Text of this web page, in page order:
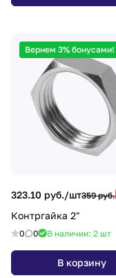
Вернем 3% бонусами!
323.10 руб./шт359 руб.
Контргайка 2"
0 0 В наличии: 2 шт
В корзину